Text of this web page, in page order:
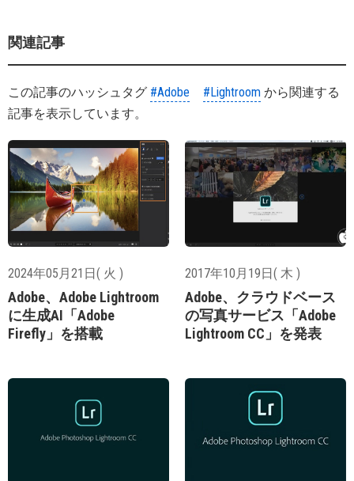
関連記事
この記事のハッシュタグ #Adobe #Lightroom から関連する
記事を表示しています。
2024年05月21日( 火 )
Adobe、Adobe Lightroom
に生成AI「Adobe
Firefly」を搭載
2017年10月19日( 木 )
Adobe、クラウドベース
の写真サービス「Adobe
Lightroom CC」を発表